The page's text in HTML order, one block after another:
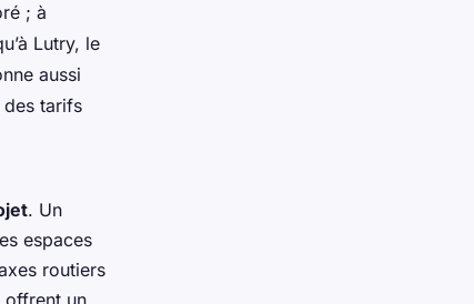
; à
Lutry, le
aussi
tarifs
. Un
espaces
routiers
offrent un